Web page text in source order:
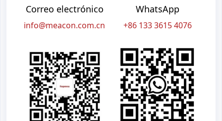
Correo electrónico
info@meacon.com.cn
WhatsApp
+86 133 3615 4076